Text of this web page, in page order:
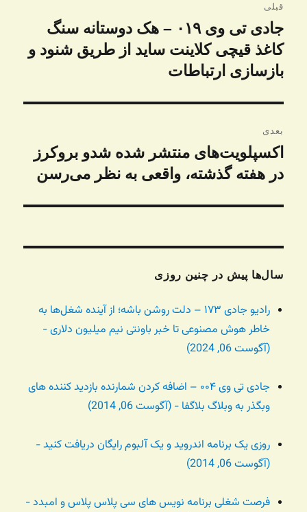
نوشته
قبلی
نوشته
قبلی:
جادی تی وی ۰۱۹ – هک دوستانه سنگ
کاغذ قیچی کلاینت ساید از طریق شنود و
بازسازی ارتباطات
بعدی
نوشته
بعدی:
اکسپلویت‌های منتشر شده شدو بروکرز
در هفته گذشته، واقعی به نظر می‌رسن
سال‌ها پیش در چنین روزی
رادیو جادی ۱۷۳ – دلت روشن باشه؛ از آینده شغل‌ها به
خاطر هوش مصنوعی تا خبر باونتی نیم میلیون دلاری -
(آگوست 06, 2024)
جادی تی وی ۰۰۴ – اضافه کردن شمارنده بازدید کننده های
وبگذر به وبلاگ بلاگفا - (آگوست 06, 2014)
روزی یک برنامه اندروید و یک آلبوم رایگان دریافت کنید -
(آگوست 06, 2014)
فرصت شغلی برنامه نویس های سی پلاس پلاس و امبدد -